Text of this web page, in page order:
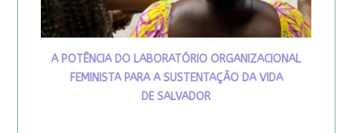
A POTÊNCIA DO LABORATÓRIO ORGANIZACIONAL
FEMINISTA PARA A SUSTENTAÇÃO DA VIDA
DE SALVADOR